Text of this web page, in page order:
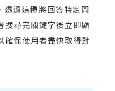
過這種將回答特定問
搜尋完關鍵字後立即顯
確保使用者盡快取得對